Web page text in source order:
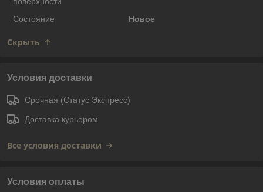
Состояние Новое
Скрыть
Условия доставки
Срочная (Статус Экспресс)
Доставка курьером
Все условия доставки
Условия оплаты